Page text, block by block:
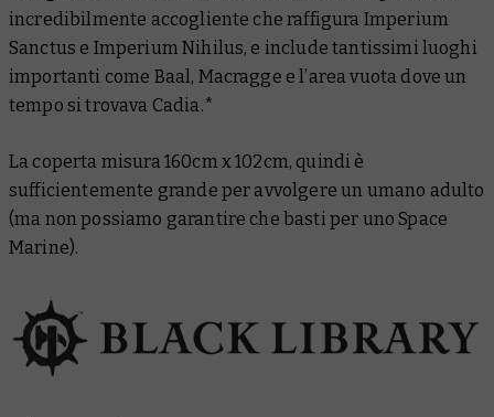
incredibilmente accogliente che raffigura Imperium
Sanctus e Imperium Nihilus, e include tantissimi luoghi
importanti come Baal, Macragge e l’area vuota dove un
tempo si trovava Cadia.*
La coperta misura 160cm x 102cm, quindi è
sufficientemente grande per avvolgere un umano adulto
(ma non possiamo garantire che basti per uno Space
Marine).